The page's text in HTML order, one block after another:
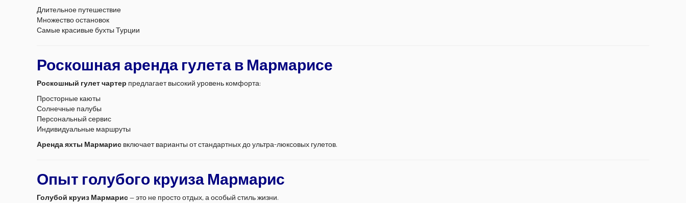
Длительное путешествие
Множество остановок
Самые красивые бухты Турции
Роскошная аренда гулета в Мармарисе
Роскошный гулет чартер предлагает высокий уровень комфорта:
Просторные каюты
Солнечные палубы
Персональный сервис
Индивидуальные маршруты
Аренда яхты Мармарис включает варианты от стандартных до ультра-люксовых гулетов.
Опыт голубого круиза Мармарис
Голубой круиз Мармарис— это не просто отдых, а особый стиль жизни.